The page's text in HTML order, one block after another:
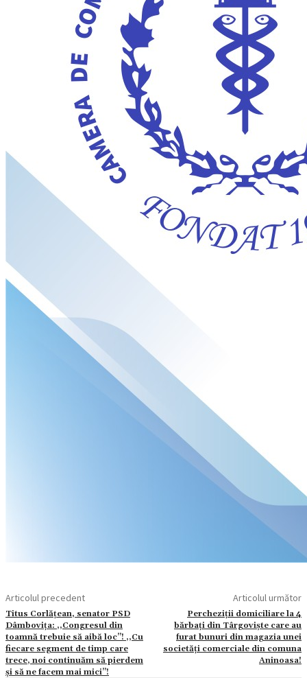
Articolul precedent
Titus Corlățean, senator PSD
Dâmbovița: ,,Congresul din
toamnă trebuie să aibă loc’’! ,,Cu
fiecare segment de timp care
trece, noi continuăm să pierdem
și să ne facem mai mici’’!
Articolul următor
Percheziții domiciliare la 4
bărbați din Târgoviște care au
furat bunuri din magazia unei
societăți comerciale din comuna
Aninoasa!